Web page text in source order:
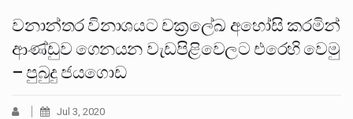
වනාන්තර විනාශයට චක්‍රලේඛ අහෝසි කරමින්
ආණ්ඩුව ගෙනයන වැඩපිළිවෙලට එරෙහි වෙමු
– පුබුදු ජයගොඩ
Jul 3, 2020